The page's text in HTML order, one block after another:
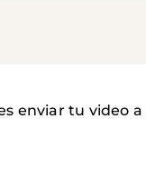
enviar tu video a